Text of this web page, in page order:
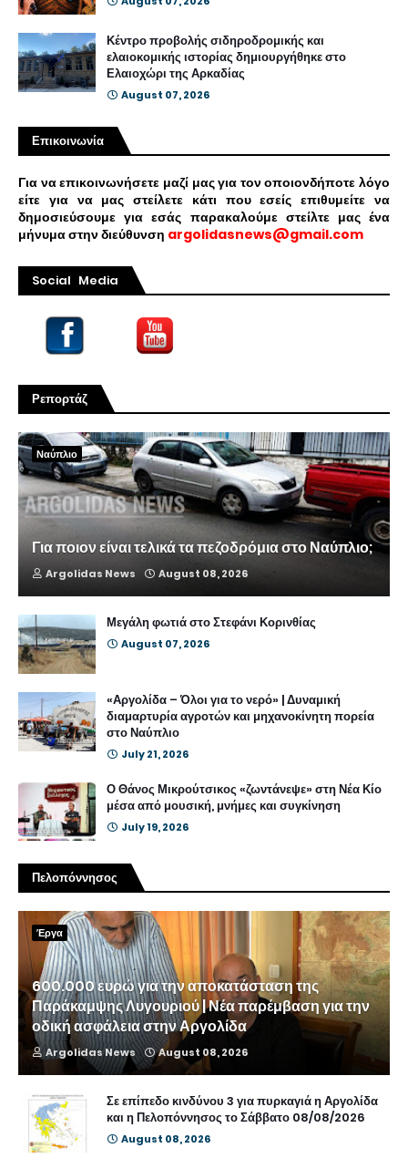
Κέντρο προβολής σιδηροδρομικής και
ελαιοκομικής ιστορίας δημιουργήθηκε στο
Ελαιοχώρι της Αρκαδίας
August 07, 2026
Επικοινωνία
Για να επικοινωνήσετε μαζί μας για τον οποιονδήποτε λόγο
είτε για να μας στείλετε κάτι που εσείς επιθυμείτε να
δημοσιεύσουμε για εσάς παρακαλούμε στείλτε μας ένα
μήνυμα στην διεύθυνση argolidasnews@gmail.com
Social Media
Ρεπορτάζ
Ναύπλιο
Για ποιον είναι τελικά τα πεζοδρόμια στο Ναύπλιο;
Argolidas News August 08, 2026
Μεγάλη φωτιά στο Στεφάνι Κορινθίας
August 07, 2026
«Αργολίδα – Όλοι για το νερό» | Δυναμική
διαμαρτυρία αγροτών και μηχανοκίνητη πορεία
στο Ναύπλιο
July 21, 2026
Ο Θάνος Μικρούτσικος «ζωντάνεψε» στη Νέα Κίο
μέσα από μουσική, μνήμες και συγκίνηση
July 19, 2026
Πελοπόννησος
Έργα
600.000 ευρώ για την αποκατάσταση της
Παράκαμψης Λυγουριού | Νέα παρέμβαση για την
οδική ασφάλεια στην Αργολίδα
Argolidas News August 08, 2026
Σε επίπεδο κινδύνου 3 για πυρκαγιά η Αργολίδα
και η Πελοπόννησος το Σάββατο 08/08/2026
August 08, 2026